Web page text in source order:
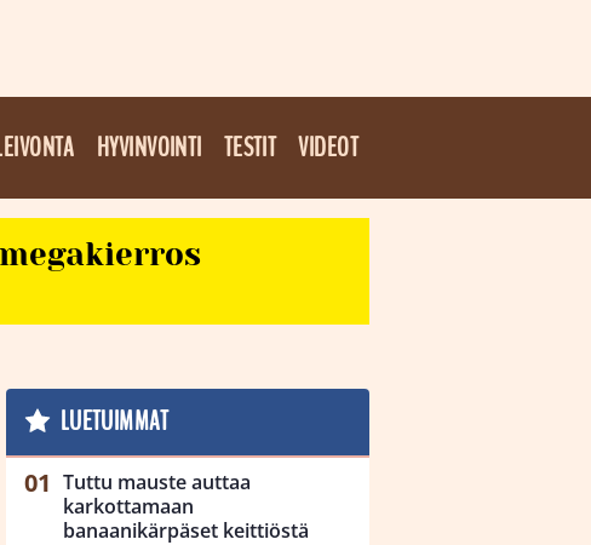
HYVINVOINTI TESTIT VIDEOT
LUETUIMMAT
Tuttu mauste auttaa
karkottamaan
banaanikärpäset keittiöstä